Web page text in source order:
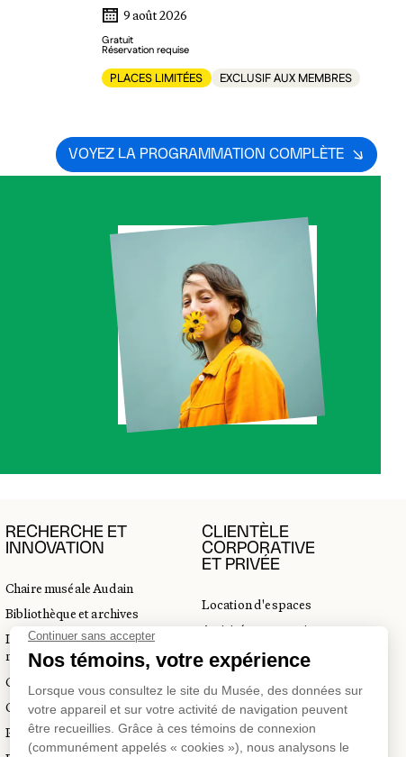
9 août 2026
Gratuit
Réservation requise
PLACES LIMITÉES EXCLUSIF AUX MEMBRES
VOYEZ LA PROGRAMMATION COMPLÈTE
RECHERCHE ET
INNOVATION
Chaire muséale Audain
Bibliothèque et archives
Incubateur d’innovations
muséales
Guide de numérisation 3D
Commandes d'images
Prix en art actuel
CLIENTÈLE
CORPORATIVE
ET PRIVÉE
Location d'espaces
Activités corporatives
Location d'œuvres
du tourisme